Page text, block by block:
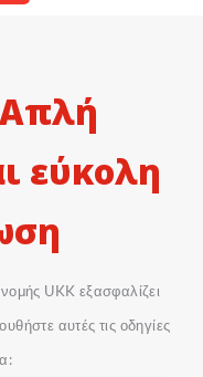
Απλή
εύκολη
UKK εξασφαλίζει
αυτές τις οδηγίες